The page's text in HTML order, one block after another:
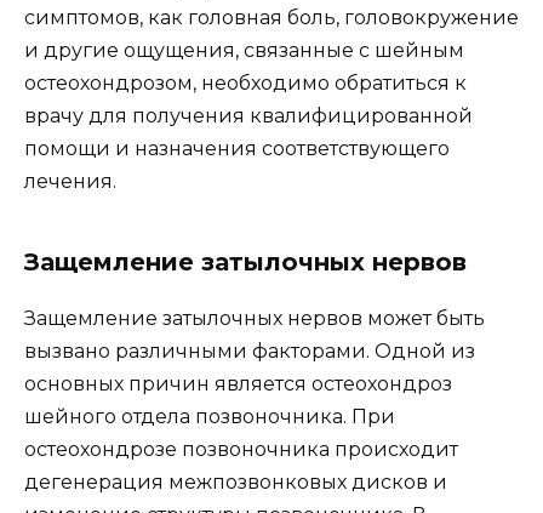
симптомов, как головная боль, головокружение
и другие ощущения, связанные с шейным
остеохондрозом, необходимо обратиться к
врачу для получения квалифицированной
помощи и назначения соответствующего
лечения.
Защемление затылочных нервов
Защемление затылочных нервов может быть
вызвано различными факторами. Одной из
основных причин является остеохондроз
шейного отдела позвоночника. При
остеохондрозе позвоночника происходит
дегенерация межпозвонковых дисков и